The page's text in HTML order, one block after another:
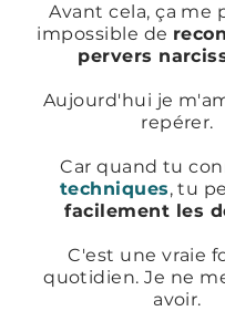
Avant cela, ça me
impossible de
pervers
Aujourd'hui je
repérer.
Car quand tu
techniques, tu
facilement les
C'est une vraie
quotidien. Je ne
avoir.